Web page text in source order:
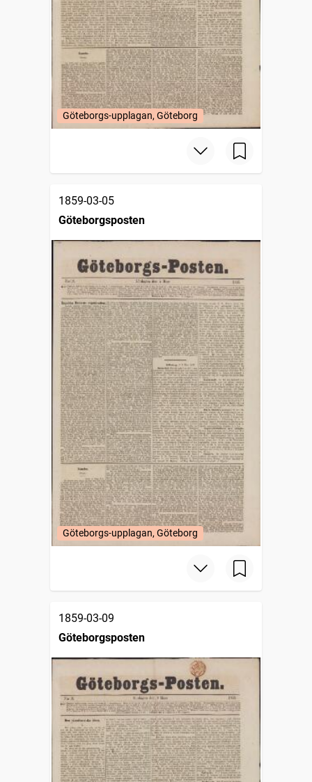
Göteborgs-upplagan, Göteborg
1859-03-05
Göteborgsposten
Göteborgs-upplagan, Göteborg
1859-03-09
Göteborgsposten